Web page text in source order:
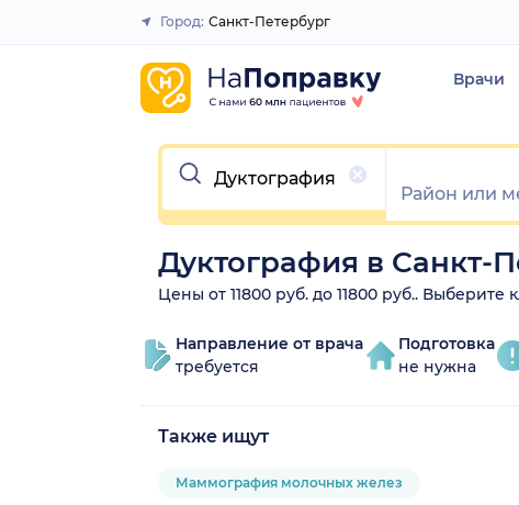
Закрыть
Город: Санкт-Петербург
Врачи
Очистить
Дуктография в Санкт-
Цены от 11800 руб. до 11800 руб..
Направление от врача
требуется
Подготовка
не нужна
Также ищут
Маммография молочных желез